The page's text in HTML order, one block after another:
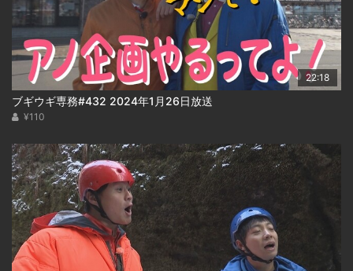
22:18
ブギウギ専務#432 2024年1月26日放送
¥110